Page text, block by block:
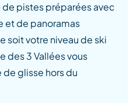
pistes préparées avec
et de panoramas
soit votre niveau de ski
des 3 Vallées vous
glisse hors du